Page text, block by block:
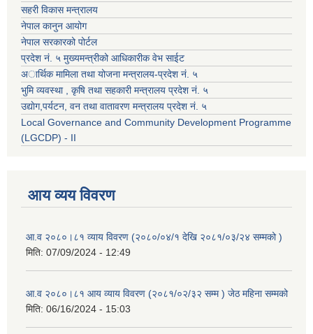
सहरी विकास मन्त्रालय
नेपाल कानुन आयोग
नेपाल सरकारको पोर्टल
प्रदेश नं. ५ मुख्यमन्त्रीको आधिकारीक वेभ साईट
अार्थिक मामिला तथा योजना मन्त्रालय-प्रदेश नं. ५
भुमि व्यवस्था , कृषि तथा सहकारी मन्त्रालय प्रदेश नं. ५
उद्याेग,पर्यटन, वन तथा वातावरण मन्त्रालय प्रदेश नं. ५
Local Governance and Community Development Programme
(LGCDP) - II
आय व्यय विवरण
आ.व २०८०।८१ व्याय विवरण (२०८०/०४/१ देखि २०८१/०३/२४ सम्मको )
मिति: 07/09/2024 - 12:49
आ.व २०८०।८१ आय व्याय विवरण (२०८१/०२/३२ सम्म ) जेठ महिना सम्मको
मिति: 06/16/2024 - 15:03